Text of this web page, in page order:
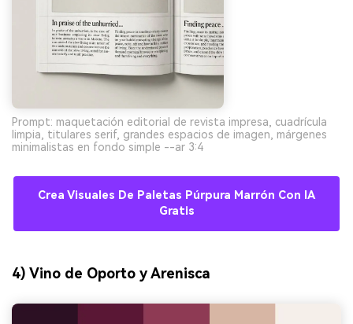
Prompt: maquetación editorial de revista impresa, cuadrícula
limpia, titulares serif, grandes espacios de imagen, márgenes
minimalistas en fondo simple --ar 3:4
Crea Visuales De Paletas Púrpura Marrón Con IA
Gratis
4) Vino de Oporto y Arenisca